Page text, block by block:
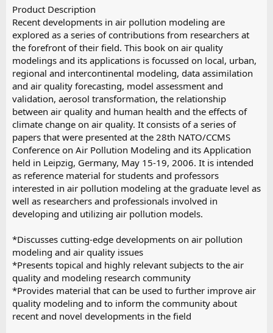
Product Description
Recent developments in air pollution modeling are
explored as a series of contributions from researchers at
the forefront of their field. This book on air quality
modelings and its applications is focussed on local, urban,
regional and intercontinental modeling, data assimilation
and air quality forecasting, model assessment and
validation, aerosol transformation, the relationship
between air quality and human health and the effects of
climate change on air quality. It consists of a series of
papers that were presented at the 28th NATO/CCMS
Conference on Air Pollution Modeling and its Application
held in Leipzig, Germany, May 15-19, 2006. It is intended
as reference material for students and professors
interested in air pollution modeling at the graduate level as
well as researchers and professionals involved in
developing and utilizing air pollution models.
*Discusses cutting-edge developments on air pollution
modeling and air quality issues
*Presents topical and highly relevant subjects to the air
quality and modeling research community
*Provides material that can be used to further improve air
quality modeling and to inform the community about
recent and novel developments in the field